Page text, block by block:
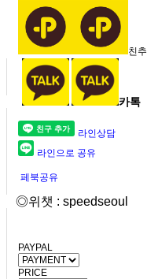
친추
카톡
라인상담
라인으로 공유
페북공유
◎위챗 : speedseoul
PAYPAL
PRICE